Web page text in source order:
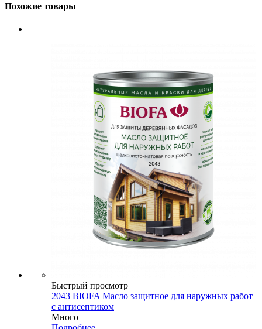
Похожие товары
Быстрый просмотр
2043 BIOFA Масло защитное для наружных работ
с антисептиком
Много